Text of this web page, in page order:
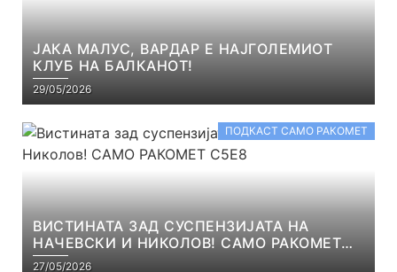
ЈАКА МАЛУС, ВАРДАР Е НАЈГОЛЕМИОТ
КЛУБ НА БАЛКАНОТ!
29/05/2026
ПОДКАСТ САМО РАКОМЕТ
ВИСТИНАТА ЗАД СУСПЕНЗИЈАТА НА
НАЧЕВСКИ И НИКОЛОВ! САМО РАКОМЕТ
С5Е8
27/05/2026